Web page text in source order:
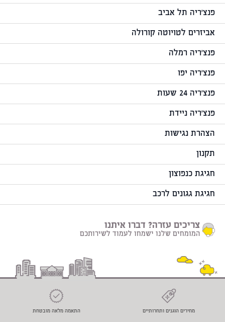
פנצ'ריה תל אביב
אביזרים לטויוטה קורולה
פנצ'ריה רמלה
פנצ'ריה יפו
פנצ'ריה 24 שעות
פנצ'ריה ניידת
הצהרת נגישות
תקנון
חגיגת כנפוצון
חגיגת גגונים לרכב
צריכים עזרה? דברו איתנו
המומחים שלנו ישמחו לעמוד לשירותכם
מחירים הוגנים ותחרותיים התאמה מלאה מובטחת